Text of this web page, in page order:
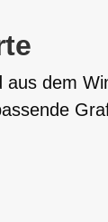
aus dem